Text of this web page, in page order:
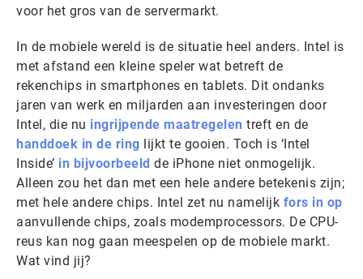
voor het gros van de servermarkt.
In de mobiele wereld is de situatie heel anders. Intel is
met afstand een kleine speler wat betreft de
rekenchips in smartphones en tablets. Dit ondanks
jaren van werk en miljarden aan investeringen door
Intel, die nu ingrijpende maatregelen treft en de
handdoek in de ring lijkt te gooien. Toch is ‘Intel
Inside’ in bijvoorbeeld de iPhone niet onmogelijk.
Alleen zou het dan met een hele andere betekenis zijn;
met hele andere chips. Intel zet nu namelijk fors in op
aanvullende chips, zoals modemprocessors. De CPU-
reus kan nog gaan meespelen op de mobiele markt.
Wat vind jij?